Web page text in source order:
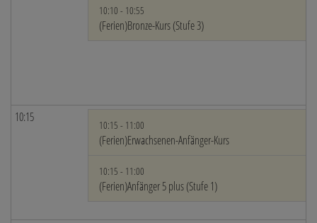
10:10 - 10:55
(Ferien)Bronze-Kurs (Stufe 3)
10:15
10:15 - 11:00
(Ferien)Erwachsenen-Anfänger-Kurs
10:15 - 11:00
(Ferien)Anfänger 5 plus (Stufe 1)